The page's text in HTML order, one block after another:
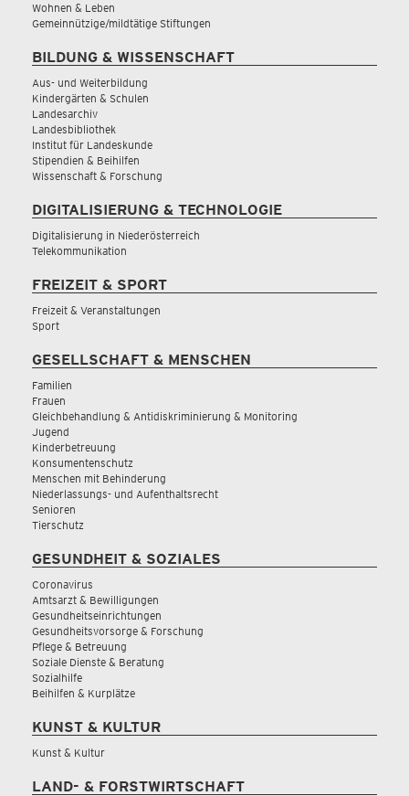
Wohnen & Leben
Gemeinnützige/mildtätige Stiftungen
BILDUNG & WISSENSCHAFT
Aus- und Weiterbildung
Kindergärten & Schulen
Landesarchiv
Landesbibliothek
Institut für Landeskunde
Stipendien & Beihilfen
Wissenschaft & Forschung
DIGITALISIERUNG & TECHNOLOGIE
Digitalisierung in Niederösterreich
Telekommunikation
FREIZEIT & SPORT
Freizeit & Veranstaltungen
Sport
GESELLSCHAFT & MENSCHEN
Familien
Frauen
Gleichbehandlung & Antidiskriminierung & Monitoring
Jugend
Kinderbetreuung
Konsumentenschutz
Menschen mit Behinderung
Niederlassungs- und Aufenthaltsrecht
Senioren
Tierschutz
GESUNDHEIT & SOZIALES
Coronavirus
Amtsarzt & Bewilligungen
Gesundheitseinrichtungen
Gesundheitsvorsorge & Forschung
Pflege & Betreuung
Soziale Dienste & Beratung
Sozialhilfe
Beihilfen & Kurplätze
KUNST & KULTUR
Kunst & Kultur
LAND- & FORSTWIRTSCHAFT